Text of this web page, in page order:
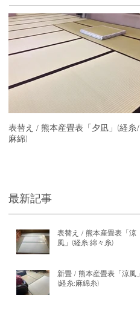
表替え / 熊本産畳表「夕凪」(経糸/
麻綿)
最新記事
表替え / 熊本産畳表「涼
風」(経糸:綿々糸)
新畳 / 熊本産畳表「涼風」
(経糸:麻綿糸)